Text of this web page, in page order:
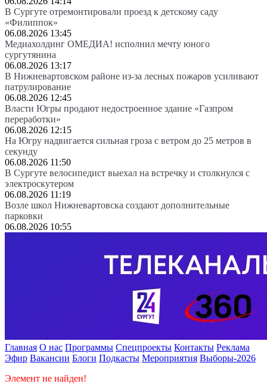
В Сургуте отремонтировали проезд к детскому саду
«Филиппок»
06.08.2026 13:45
Медиахолдинг ОМЕДИА! исполнил мечту юного
сургутянина
06.08.2026 13:17
В Нижневартовском районе из-за лесных пожаров усиливают
патрулирование
06.08.2026 12:45
Власти Югры продают недостроенное здание «Газпром
переработки»
06.08.2026 12:15
На Югру надвигается сильная гроза с ветром до 25 метров в
секунду
06.08.2026 11:50
В Сургуте велосипедист выехал на встречку и столкнулся с
электроскутером
06.08.2026 11:19
Возле школ Нижневартовска создают дополнительные
парковки
06.08.2026 10:55
Главная О нас Программы Спецпроекты Контакты Реклама
Эфир Вакансии Блоги Подкасты Мероприятия Выборы-2026
Элемент не найден!